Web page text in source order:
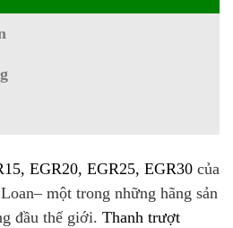
EGR20, EGR25, EGR30 của
một trong những hãng sản
đầu thế giới. Thanh trượt